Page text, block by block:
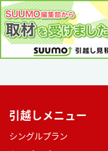
引越しメニュー
シングルプラン